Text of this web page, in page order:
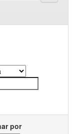
por